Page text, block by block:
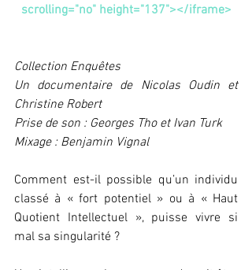
scrolling="no" height="137"></iframe>
Collection Enquêtes
Un documentaire de Nicolas Oudin et
Christine Robert
Prise de son : Georges Tho et Ivan Turk
Mixage : Benjamin Vignal
Comment est-il possible qu’un individu
classé à « fort potentiel » ou à « Haut
Quotient Intellectuel », puisse vivre si
mal sa singularité ?